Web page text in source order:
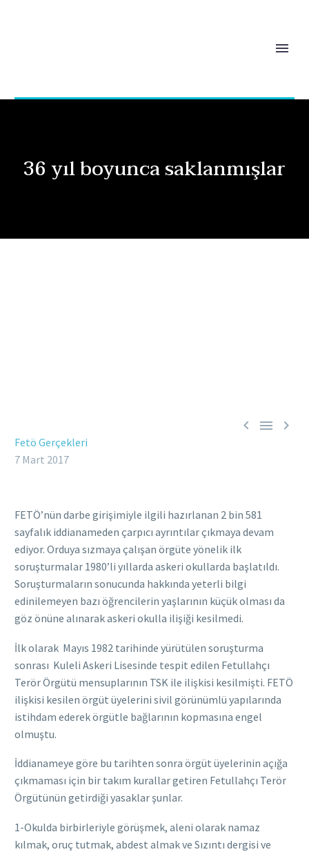
36 yıl boyunca saklanmışlar
  
Fetö Gerçekleri
7 Mart 2017
FETÖ’nün darbe girişimiyle ilgili hazırlanan 2 bin 581
sayfalık iddianameden çarpıcı ayrıntılar çıkmaya devam
ediyor. Orduya sızmaya çalışan örgüte yönelik ilk
soruşturmalar 1980’li yıllarda askeri okullarda başlatıldı.
Soruşturmaların sonucunda hakkında yeterli bilgi
edinilemeyen bazı öğrencilerin yaşlarının küçük olması da
göz önüne alınarak askeri okulla ilişiği kesilmedi.
İlk olarak Mayıs 1982 tarihinde yürütülen soruşturma
sonrası Kuleli Askeri Lisesinde tespit edilen Fetullahçı
Terör Örgütü mensuplarının TSK ile ilişkisi kesilmişti. FETÖ
ilişkisi kesilen örgüt üyelerini sivil görünümlü yapılarında
istihdam ederek örgütle bağlarının kopmasına engel
olmuştu.
İddianameye göre bu tarihten sonra örgüt üyelerinin açığa
çıkmaması için bir takım kurallar getiren Fetullahçı Terör
Örgütünün getirdiği yasaklar şunlar.
1-Okulda birbirleriyle görüşmek, aleni olarak namaz
kılmak, oruç tutmak, abdest almak ve Sızıntı dergisi ve